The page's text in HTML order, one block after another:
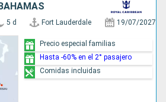
5 d Fort Lauderdale 19/07/2027
Precio especial familias
Hasta -60% en el 2° pasajero
Comidas incluidas